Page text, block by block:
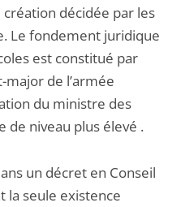
décidée par les
Le fondement juridique
est constitué par
major de l’armée
du ministre des
niveau plus élevé .
un décret en Conseil
la seule existence